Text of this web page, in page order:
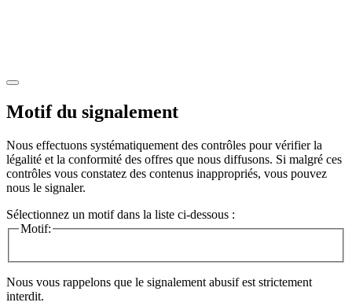
Motif du signalement
Nous effectuons systématiquement des contrôles pour vérifier la
légalité et la conformité des offres que nous diffusons. Si malgré ces
contrôles vous constatez des contenus inappropriés, vous pouvez
nous le signaler.
Sélectionnez un motif dans la liste ci-dessous :
Motif:
Nous vous rappelons que le signalement abusif est strictement
interdit.